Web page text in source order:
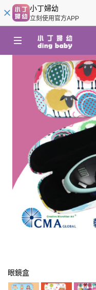
小丁婦幼
立刻使用官方APP
眼鏡盒